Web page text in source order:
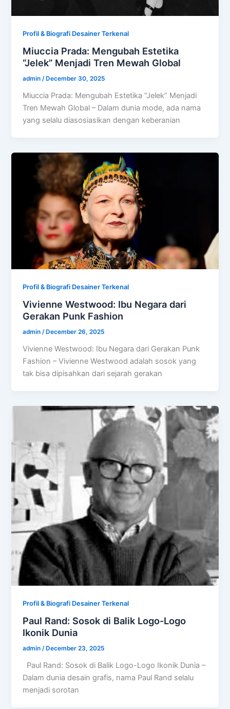
Profil & Biografi Desainer Terkenal
Miuccia Prada: Mengubah Estetika
“Jelek” Menjadi Tren Mewah Global
admin/ December 30, 2025
Miuccia Prada: Mengubah Estetika “Jelek” Menjadi
Tren Mewah Global – Dalam dunia mode, ada nama
yang selalu diasosiasikan dengan keberanian
Profil & Biografi Desainer Terkenal
Vivienne Westwood: Ibu Negara dari
Gerakan Punk Fashion
admin/ December 26, 2025
Vivienne Westwood: Ibu Negara dari Gerakan Punk
Fashion – Vivienne Westwood adalah sosok yang
tak bisa dipisahkan dari sejarah gerakan
Profil & Biografi Desainer Terkenal
Paul Rand: Sosok di Balik Logo-Logo
Ikonik Dunia
admin/ December 23, 2025
Paul Rand: Sosok di Balik Logo-Logo Ikonik Dunia –
Dalam dunia desain grafis, nama Paul Rand selalu
menjadi sorotan